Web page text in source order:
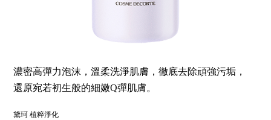
濃密高彈力泡沫，溫柔洗淨肌膚，徹底去除頑強污垢，
還原宛若初生般的細嫩Q彈肌膚。
黛珂 植粹淨化